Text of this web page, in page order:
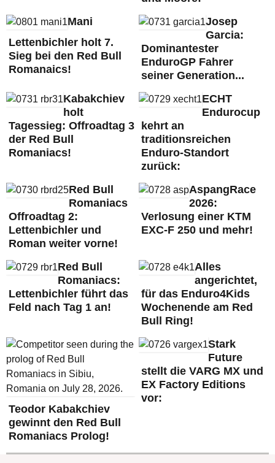
Mani
Lettenbichler holt 7.
Sieg bei den Red Bull
Romanaics!
Josep
Garcia:
Dominantester
EnduroGP Fahrer
seiner Generation...
Kabakchiev
holt
Tagessieg: Offroadtag 3
der Red Bull
Romaniacs!
ECHT
Endurocup
kehrt an
traditionsreichen
Enduro-Standort
zurück:
Red Bull
Romaniacs
Offroadtag 2:
Lettenbichler und
Roman weiter vorne!
AspangRace
2026:
Verlosung einer KTM
EXC-F 250 und mehr!
Red Bull
Romaniacs:
Lettenbichler führt das
Feld nach Tag 1 an!
Alles
angerichtet,
für das Enduro4Kids
Wochenende am Red
Bull Ring!
Teodor Kabakchiev
gewinnt den Red Bull
Romaniacs Prolog!
Stark
Future
stellt die VARG MX und
EX Factory Editions
vor: